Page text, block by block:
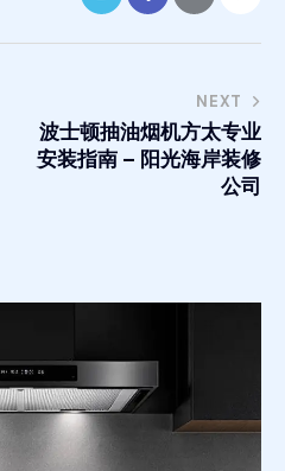
NEXT
波士顿抽油烟机方太专业
安装指南 – 阳光海岸装修
公司